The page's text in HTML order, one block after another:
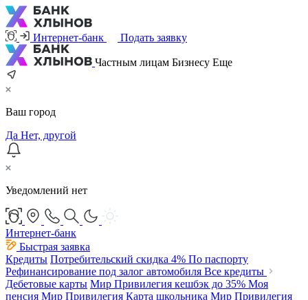
Интернет-банк Подать заявку
Частным лицам Бизнесу Еще
Ваш город
Да Нет, другой
Уведомлений нет
Интернет-банк
Быстрая заявка
Кредиты Потребительский скидка 4% По паспорту
Рефинансирование под залог автомобиля Все кредиты
Дебетовые карты Мир Привилегия кешбэк до 35% Моя
пенсия Мир Привилегия Карта школьника Мир Привилегия